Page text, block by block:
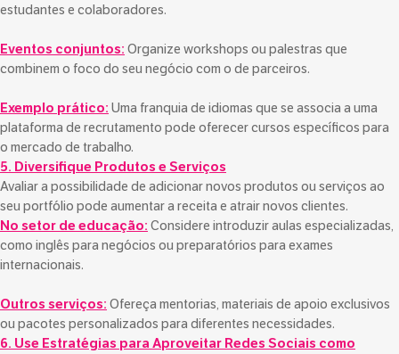
estudantes e colaboradores.
Eventos conjuntos: Organize workshops ou palestras que
combinem o foco do seu negócio com o de parceiros.
Exemplo prático: Uma franquia de idiomas que se associa a uma
plataforma de recrutamento pode oferecer cursos específicos para
o mercado de trabalho.
5. Diversifique Produtos e Serviços
Avaliar a possibilidade de adicionar novos produtos ou serviços ao
seu portfólio pode aumentar a receita e atrair novos clientes.
No setor de educação: Considere introduzir aulas especializadas,
como inglês para negócios ou preparatórios para exames
internacionais.
Outros serviços: Ofereça mentorias, materiais de apoio exclusivos
ou pacotes personalizados para diferentes necessidades.
6. Use Estratégias para Aproveitar Redes Sociais como